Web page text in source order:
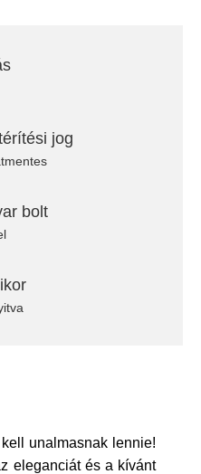
jog
bolt
unalmasnak lennie!
eleganciát és a kívánt